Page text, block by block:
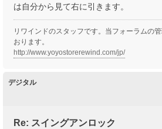
は自分から見て右に引きます。
リワインドのスタッフです。当フォーラムの
おります。
http://www.yoyostorerewind.com/jp/
デジタル
Re: スイングアンロック